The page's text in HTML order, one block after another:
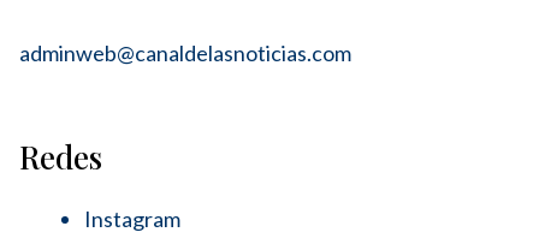
adminweb@canaldelasnoticias.com
Redes
Instagram